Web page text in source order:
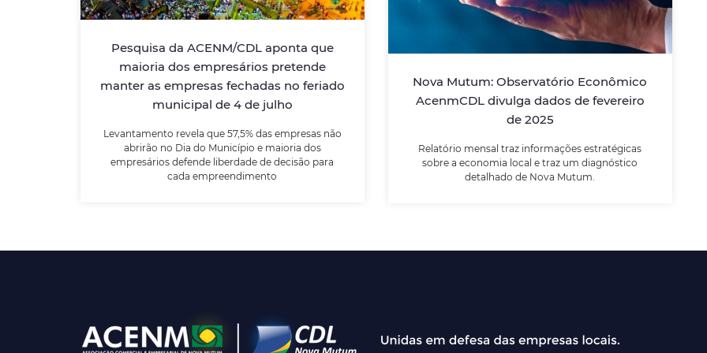
Pesquisa da ACENM/CDL aponta que
maioria dos empresários pretende
manter as empresas fechadas no feriado
municipal de 4 de julho
Levantamento revela que 57,5% das empresas não
abrirão no Dia do Município e maioria dos
empresários defende liberdade de decisão para
cada empreendimento
Levantamento revela que 57,5% das
empresas não abrirão no Dia do Município e
de decisão para cada empreendimento
LEIA MAIS
Nova Mutum: Observatório Econômico
AcenmCDL divulga dados de fevereiro
de 2025
Relatório mensal traz informações estratégicas
sobre a economia local e traz um diagnóstico
detalhado de Nova Mutum.
Relatório mensal traz informações
estratégicas sobre a economia local e traz
LEIA MAIS